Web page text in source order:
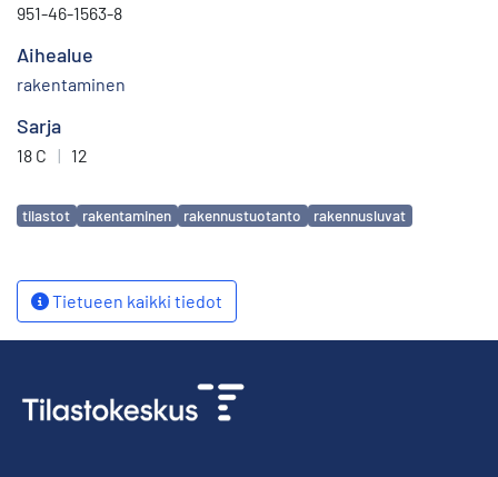
951-46-1563-8
Aihealue
rakentaminen
Sarja
18 C | 12
Avainsanat
tilastot rakentaminen rakennustuotanto rakennusluvat
Tietueen kaikki tiedot